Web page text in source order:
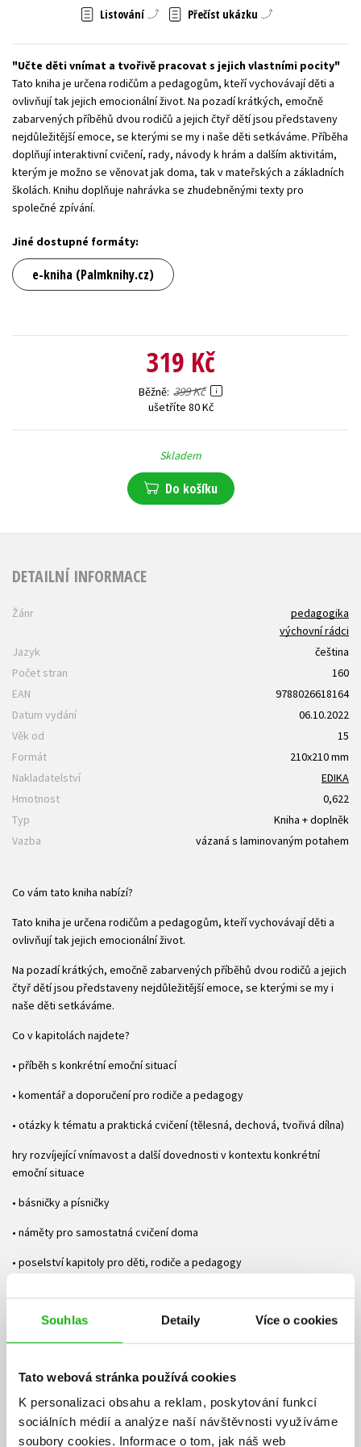
Souhlas Detaily Více o cookies
Tato webová stránka používá cookies
K personalizaci obsahu a reklam, poskytování funkcí
sociálních médií a analýze naší návštěvnosti využíváme
soubory cookies. Informace o tom, jak náš web
Young adult (SK)
Zahraniční literatura Zdraví a životní styl
Všechny tituly
Listování Přečíst ukázku
Učte děti vnímat a tvořivě pracovat s jejich vlastními pocity
Tato kniha je určena rodičům a pedagogům, kteří vychovávají děti a
ovlivňují tak jejich emocionální život. Na pozadí krátkých, emočně
zabarvených příběhů dvou rodičů a jejich čtyř dětí jsou představeny
nejdůležitější emoce, se kterými se my i naše děti setkáváme. Příběha
doplňují interaktivní cvičení, rady, návody k hrám a dalším aktivitám,
kterým je možno se věnovat jak doma, tak v mateřských a základních
školách. Knihu doplňuje nahrávka se zhudebněnými texty pro
společné zpívání.
Jiné dostupné formáty:
e-kniha (Palmknihy.cz)
319 Kč
Běžně 399 Kč
ušetříte 80 Kč
Skladem
Do košíku
DETAILNÍ INFORMACE
Žánr
pedagogika
výchovní rádci
Jazyk
čeština
Počet stran
160
EAN
9788026618164
Datum vydání
06.10.2022
Věk od
15
Formát
210x210 mm
Nakladatelství
EDIKA
Hmotnost
0,622
Typ
Kniha + doplněk
Vazba
vázaná s laminovaným potahem
Co vám tato kniha nabízí?
Tato kniha je určena rodičům a pedagogům, kteří vychovávají děti a
ovlivňují tak jejich emocionální život.
Na pozadí krátkých, emočně zabarvených příběhů dvou rodičů a jejich
čtyř dětí jsou představeny nejdůležitější emoce, se kterými se my i
naše děti setkáváme.
Co v kapitolách najdete?
• příběh s konkrétní emoční situací
• komentář a doporučení pro rodiče a pedagogy
• otázky k tématu a praktická cvičení (tělesná, dechová, tvořivá dílna)
hry rozvíjející vnímavost a další dovednosti v kontextu konkrétní
emoční situace
• básničky a písničky
• náměty pro samostatná cvičení doma
• poselství kapitoly pro děti, rodiče a pedagogy
Pomoci rodičům, pedagogům a všem, kteří vstupují do života dětí,
rozvíjet u nich zvídavost, otevřenou mysl, sebedůvěru a sebepřijetí,
nalézání klidu, schopnost objektivního vnímání toho, co se děje uvnitř
laskavost, sociální kompetence a pocit sounáležitosti.